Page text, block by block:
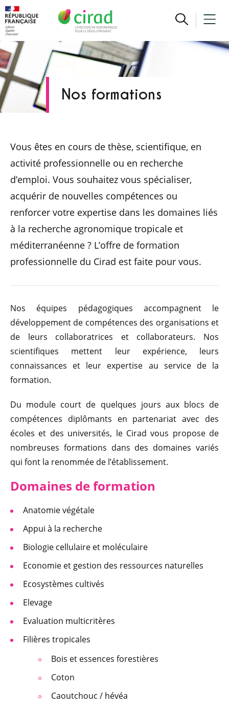
Nos formations
Vous êtes en cours de thèse, scientifique, en
activité professionnelle ou en recherche
d’emploi. Vous souhaitez vous spécialiser,
acquérir de nouvelles compétences ou
renforcer votre expertise dans les domaines liés
à la recherche agronomique tropicale et
méditerranéenne ? L’offre de formation
professionnelle du Cirad est faite pour vous.
Nos équipes pédagogiques accompagnent le
développement de compétences des organisations et
de leurs collaboratrices et collaborateurs. Nos
scientifiques mettent leur expérience, leurs
connaissances et leur expertise au service de la
formation.
Du module court de quelques jours aux blocs de
compétences diplômants en partenariat avec des
écoles et des universités, le Cirad vous propose de
nombreuses formations dans des domaines variés
qui font la renommée de l’établissement.
Domaines de formation
Anatomie végétale
Appui à la recherche
Biologie cellulaire et moléculaire
Economie et gestion des ressources naturelles
Ecosystèmes cultivés
Elevage
Evaluation multicritères
Filières tropicales
Bois et essences forestières
Coton
Caoutchouc / hévéa